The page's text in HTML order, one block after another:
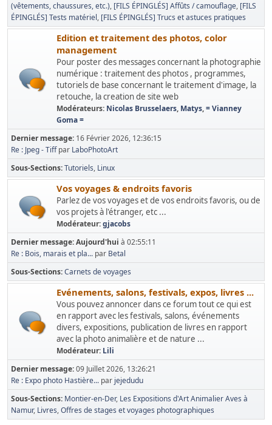
(vêtements, chaussures, etc.) [FILS ÉPINGLÉS] Affûts / camouflage [FILS
ÉPINGLÉS] Tests matériel [FILS ÉPINGLÉS] Trucs et astuces pratiques
Edition et traitement des photos, color
management
Pour poster des messages concernant la photographie
numérique : traitement des photos , programmes,
tutoriels de base concernant le traitement d'image, la
retouche, la creation de site web
Modérateurs: Nicolas Brusselaers, Matys,= Vianney
Goma =
Dernier message: 16 Février 2026, 12:36:15
Re : Jpeg - Tiffpar LaboPhotoArt
Sous-Sections Tutoriels Linux
Vos voyages & endroits favoris
Parlez de vos voyages et de vos endroits favoris, ou de
vos projets à l'étranger, etc ...
Modérateur:gjacobs
Dernier message:Aujourd'hui à 02:55:11
Re : Bois, marais et pla... par Betal
Sous-Sections Carnets de voyages
Evénements, salons, festivals, expos, livres ...
Vous pouvez annoncer dans ce forum tout ce qui est
en rapport avec les festivals, salons, événements
divers, expositions, publication de livres en rapport
avec la photo animalière et de nature ...
Modérateur: Lili
Dernier message:09 Juillet 2026, 13:26:21
Re : Expo photo Hastière... par jejedudu
Sous-Sections Montier-en-Der Les Expositions d'Art Animalier Aves à
Namur Livres Offres de stages et voyages photographiques